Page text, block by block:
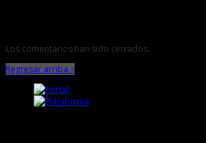
Los comentarios han sido cerrados.
Regresar arriba ↑